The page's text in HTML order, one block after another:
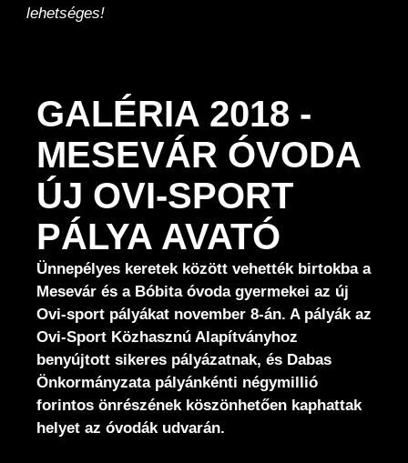
lehetséges!
GALÉRIA 2018 -
MESEVÁR ÓVODA
ÚJ OVI-SPORT
PÁLYA AVATÓ
Ünnepélyes keretek között vehették birtokba a
Mesevár és a Bóbita óvoda gyermekei az új
Ovi-sport pályákat november 8-án. A pályák az
Ovi-Sport Közhasznú Alapítványhoz
benyújtott sikeres pályázatnak, és Dabas
Önkormányzata pályánkénti négymillió
forintos önrészének köszönhetően kaphattak
helyet az óvodák udvarán.